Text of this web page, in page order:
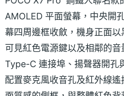
AMOLED 平面螢幕，中央開
幕四周邊框收斂，機身正面以
可見紅色電源鍵以及相鄰的
Type-C 連接埠、揚聲器開孔
配置麥克風收音孔及紅外線